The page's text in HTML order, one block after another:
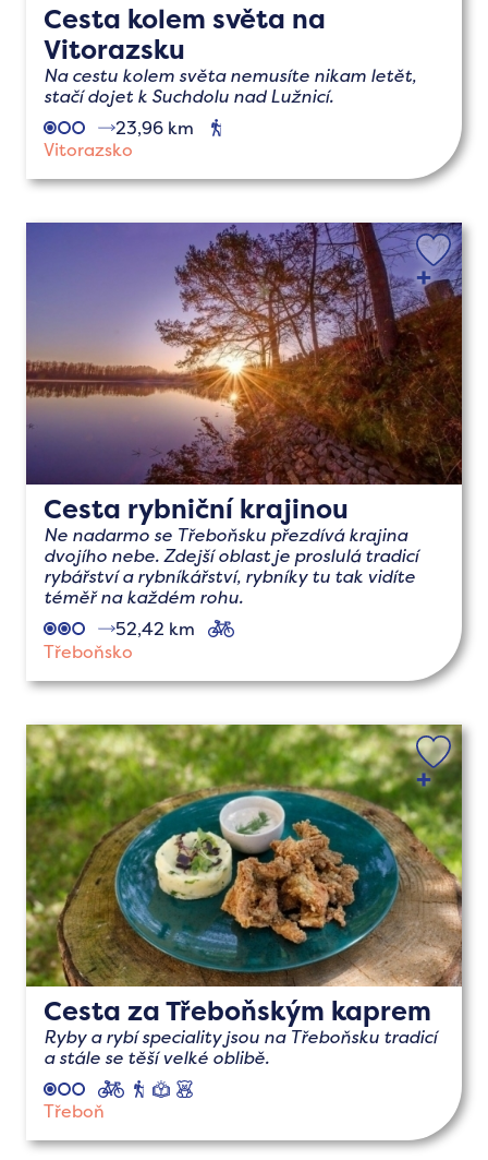
Cesta kolem světa na
Vitorazsku
Na cestu kolem světa nemusíte nikam letět,
stačí dojet k Suchdolu nad Lužnicí.
23,96 km
Vitorazsko
Cesta rybniční krajinou
Ne nadarmo se Třeboňsku přezdívá krajina
dvojího nebe. Zdejší oblast je proslulá tradicí
rybářství a rybníkářství, rybníky tu tak vidíte
téměř na každém rohu.
52,42 km
Třeboňsko
Cesta za Třeboňským kaprem
Ryby a rybí speciality jsou na Třeboňsku tradicí
a stále se těší velké oblibě.
cyklopěšínaučné
Třeboň